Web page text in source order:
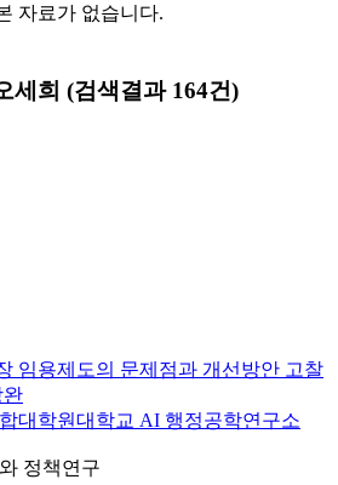
자료가 없습니다.
세희 (검색결과 164건)
임용제도의 문제점과 개선방안 고찰
완
대학원대학교 AI 행정공학연구소
정책연구